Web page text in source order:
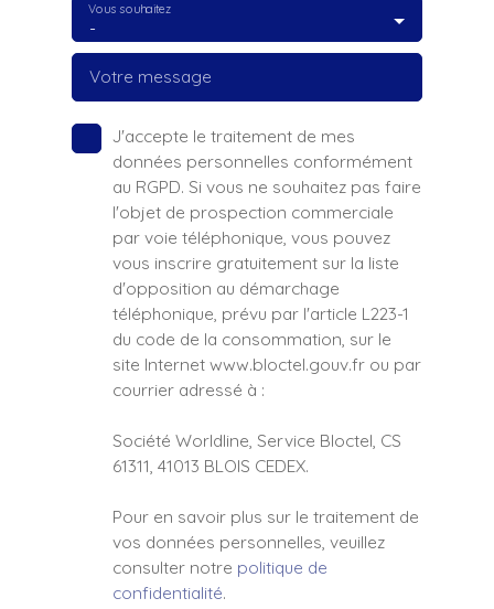
-
Vous souhaitez
Votre message
J'accepte le traitement de mes
données personnelles conformément
au RGPD. Si vous ne souhaitez pas faire
l'objet de prospection commerciale
par voie téléphonique, vous pouvez
vous inscrire gratuitement sur la liste
d'opposition au démarchage
téléphonique, prévu par l'article L223-1
du code de la consommation, sur le
site Internet www.bloctel.gouv.fr ou par
courrier adressé à :
Société Worldline, Service Bloctel, CS
61311, 41013 BLOIS CEDEX.
Pour en savoir plus sur le traitement de
vos données personnelles, veuillez
consulter notre politique de
confidentialité.